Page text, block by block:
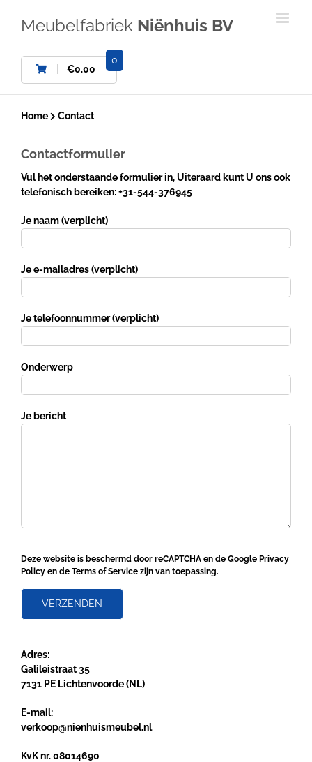
Meubelfabriek Niënhuis BV
€0.00
0
Home Contact
Contactformulier
Vul het onderstaande formulier in, Uiteraard kunt U ons ook
telefonisch bereiken: +31-544-376945
Je naam (verplicht)
Je e-mailadres (verplicht)
Je telefoonnummer (verplicht)
Onderwerp
Je bericht
Deze website is beschermd door reCAPTCHA en de Google Privacy
Policy en de Terms of Service zijn van toepassing.
Adres:
Galileistraat 35
7131 PE Lichtenvoorde (NL)
E-mail:
verkoop@nienhuismeubel.nl
KvK nr. 08014690